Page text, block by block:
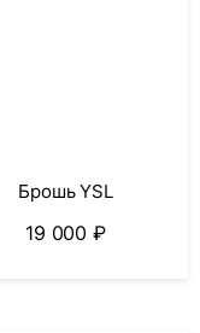
Брошь YSL
19 000₽